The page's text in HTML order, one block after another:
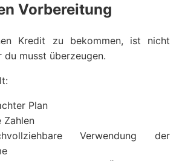
Vorbereitung
Kredit zu bekommen, ist nicht
du musst überzeugen.
Plan
Zahlen
Verwendung der